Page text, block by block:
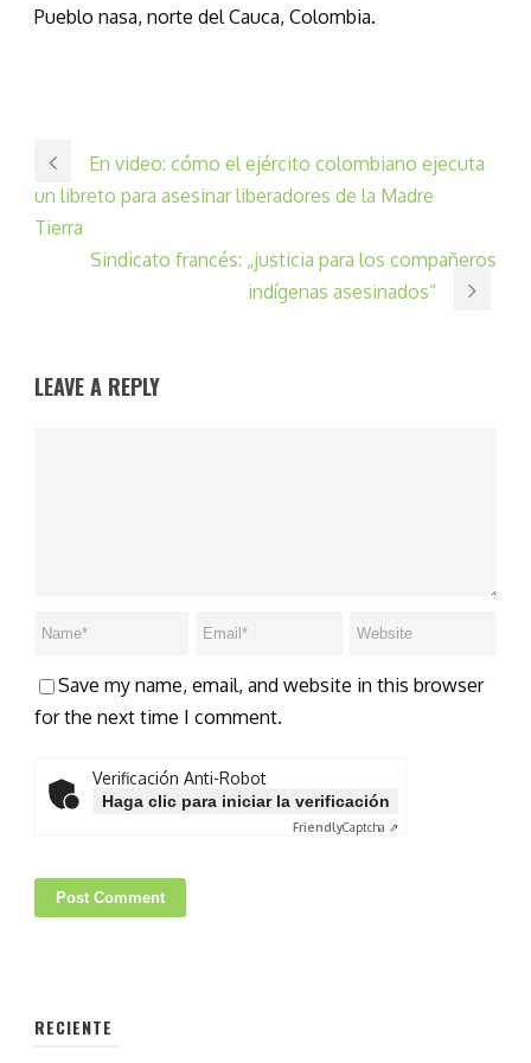
Pueblo nasa, norte del Cauca, Colombia.
En video: cómo el ejército colombiano ejecuta
un libreto para asesinar liberadores de la Madre
Tierra
Sindicato francés: „justicia para los compañeros
indígenas asesinados“
LEAVE A REPLY
Save my name, email, and website in this browser
for the next time I comment.
Verificación Anti-Robot
Haga clic para iniciar la verificación
FriendlyCaptcha ⇗
RECIENTE